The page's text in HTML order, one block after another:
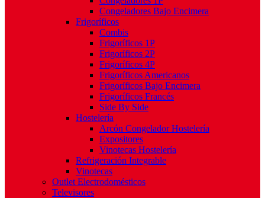
Congeladores Bajo Encimera
Frigoríficos
Combis
Frigoríficos 1P
Frigoríficos 2P
Frigoríficos 4P
Frigoríficos Americanos
Frigoríficos Bajo Encimera
Frigoríficos Francés
Side By Side
Hostelería
Arcón Congelador Hostelería
Expositores
Vinotecas Hostelería
Refrigeración Integrable
Vinotecas
Outlet Electrodomésticos
Televisores